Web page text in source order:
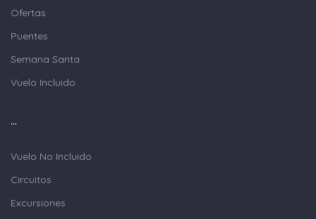
Ofertas
Puentes
Semana Santa
Vuelo Incluido
...
Vuelo No Incluido
Circuitos
Excursiones